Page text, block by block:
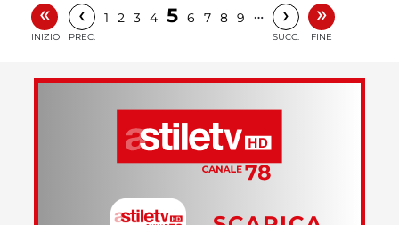
«
INIZIO
‹
PREC.
1 2 3 4 5 6 7 8 9 … ›
SUCC.
»
FINE